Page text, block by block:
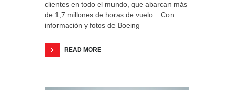
clientes en todo el mundo, que abarcan más
de 1,7 millones de horas de vuelo. Con
información y fotos de Boeing
READ MORE